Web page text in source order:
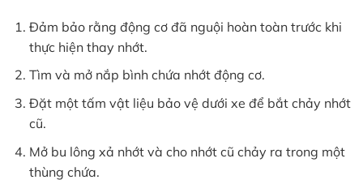
Đảm bảo rằng động cơ đã nguội hoàn toàn trước khi
thực hiện thay nhớt.
Tìm và mở nắp bình chứa nhớt động cơ.
Đặt một tấm vật liệu bảo vệ dưới xe để bắt chảy nhớt
cũ.
Mở bu lông xả nhớt và cho nhớt cũ chảy ra trong một
thùng chứa.